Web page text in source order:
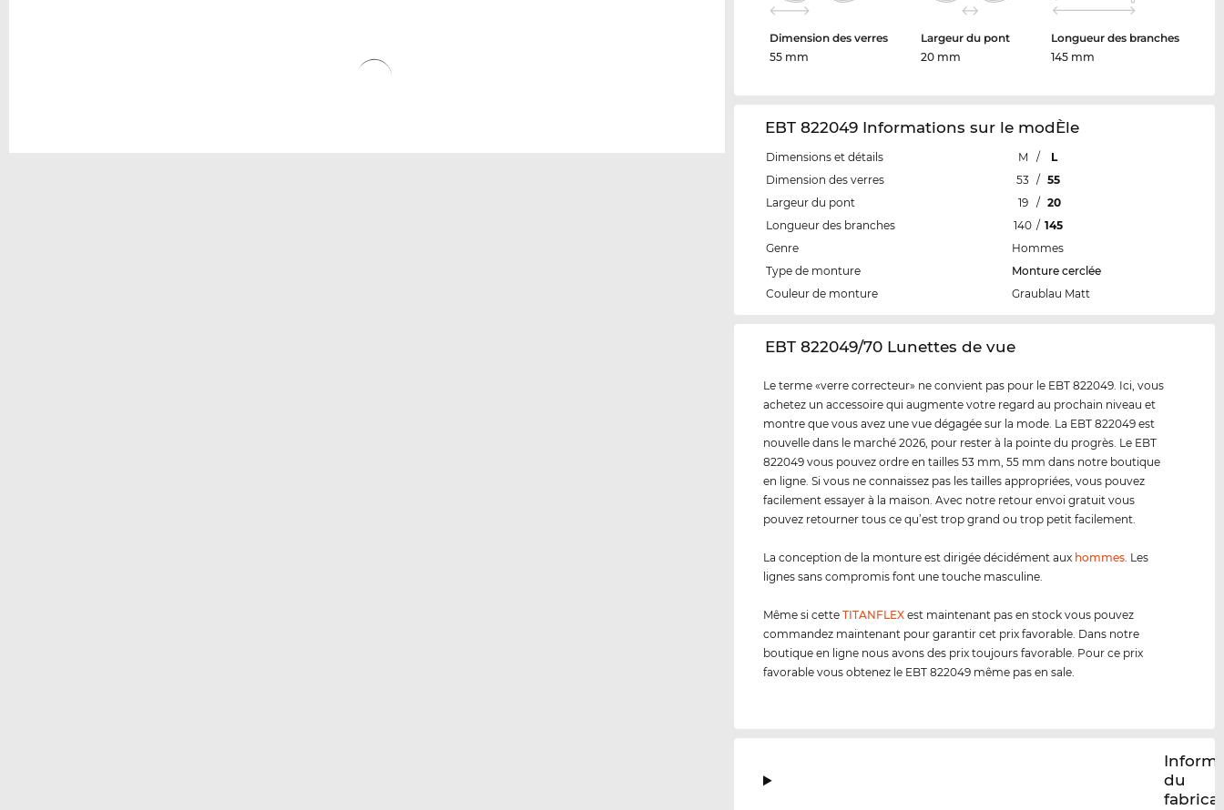
Dimension des verres
55 mm
Largeur du pont
20 mm
Longueur des branches
145 mm
EBT 822049 Informations sur le modÈle
Dimensions et détails M /
L
Dimension des verres
53 / 55
Largeur du pont
19 / 20
Longueur des branches
140 / 145
Genre
Hommes
Type de monture
Monture cerclée
Couleur de monture
Graublau Matt
‌EBT 822049/70 Lunettes de vue
Le terme «verre correcteur» ne convient pas pour le EBT 822049. Ici, vous
achetez un accessoire qui augmente votre regard au prochain niveau et
montre que vous avez une vue dégagée sur la mode. La EBT 822049 est
nouvelle dans le marché 2026, pour rester à la pointe du progrès. Le EBT
822049 vous pouvez ordre en tailles 53 mm, 55 mm dans notre boutique
en ligne. Si vous ne connaissez pas les tailles appropriées, vous pouvez
facilement essayer à la maison. Avec notre retour envoi gratuit vous
pouvez retourner tous ce qu’est trop grand ou trop petit facilement.
La conception de la monture est dirigée décidément aux hommes. Les
lignes sans compromis font une touche masculine.
Même si cetteTITANFLEX est maintenant pas en stock vous pouvez
commandez maintenant pour garantir cet prix favorable. Dans notre
boutique en ligne nous avons des prix toujours favorable. Pour ce prix
favorable vous obtenez le EBT 822049 même pas en sale.
du